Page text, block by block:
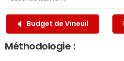
Budget de Vineuil
Méthodologie :